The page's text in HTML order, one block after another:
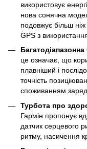
використовує
нова сонячна
подовжує більш
GPS з
Багатодіапазонна
це означає, що
плавніший і
точність
споживанням
Турбота про
Гармін пропонує
датчик серцевого
ритму, насичення